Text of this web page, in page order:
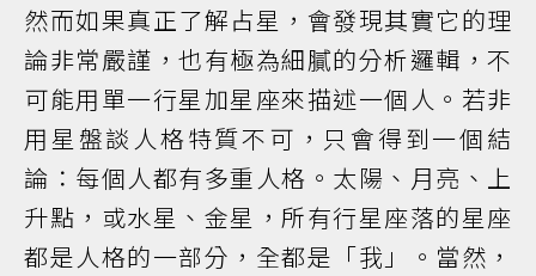
然而如果真正了解占星，會發現其實它的理
論非常嚴謹，也有極為細膩的分析邏輯，不
可能用單一行星加星座來描述一個人。若非
用星盤談人格特質不可，只會得到一個結
論：每個人都有多重人格。太陽、月亮、上
升點，或水星、金星，所有行星座落的星座
都是人格的一部分，全都是「我」。當然，